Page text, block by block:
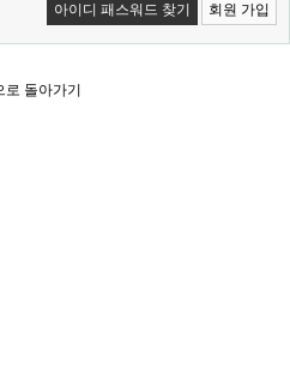
아이디 패스워드 찾기 회원 가입
로 돌아가기